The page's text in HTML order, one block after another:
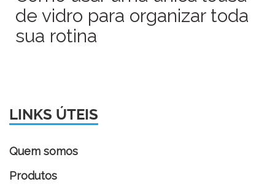
de vidro para organizar toda
sua rotina
LINKS ÚTEIS
Quem somos
Produtos